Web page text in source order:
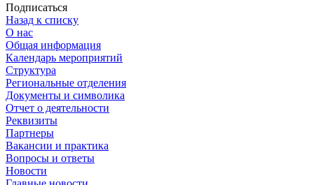
Подписаться
Назад к списку
О нас
Общая информация
Календарь мероприятий
Структура
Региональные отделения
Документы и символика
Отчет о деятельности
Реквизиты
Партнеры
Вакансии и практика
Вопросы и ответы
Новости